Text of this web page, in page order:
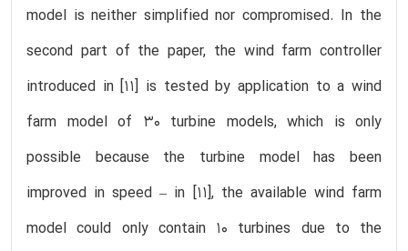
model is neither simplified nor compromised. In the
second part of the paper, the wind farm controller
introduced in [11] is tested by application to a wind
farm model of 30 turbine models, which is only
possible because the turbine model has been
improved in speed – in [11], the available wind farm
model could only contain 10 turbines due to the